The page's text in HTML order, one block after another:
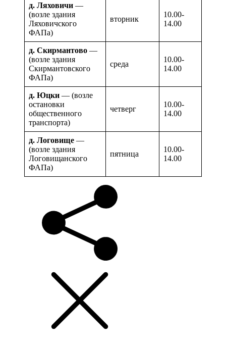
д. Ляховичи —
(возле здания
Ляховичского
ФАПа)
вторник
10.00-
14.00
д. Скирмантово —
(возле здания
Скирмантовского
ФАПа)
среда
10.00-
14.00
д. Юцки — (возле
остановки
общественного
транспорта)
четверг
10.00-
14.00
д. Логовище —
(возле здания
Логовищанского
ФАПа)
пятница
10.00-
14.00